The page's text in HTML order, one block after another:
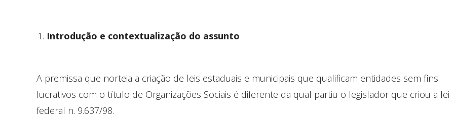
Introdução e contextualização do assunto
A premissa que norteia a criação de leis estaduais e municipais que qualificam entidades sem fins
lucrativos com o título de Organizações Sociais é diferente da qual partiu o legislador que criou a lei
federal n. 9.637/98.